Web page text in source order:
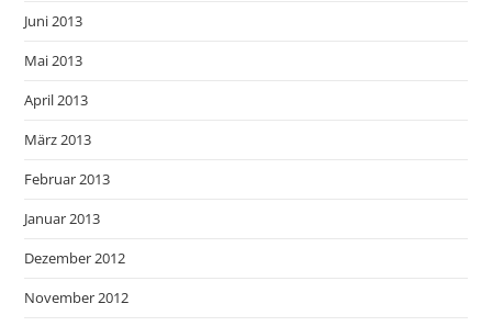
Juni 2013
Mai 2013
April 2013
März 2013
Februar 2013
Januar 2013
Dezember 2012
November 2012